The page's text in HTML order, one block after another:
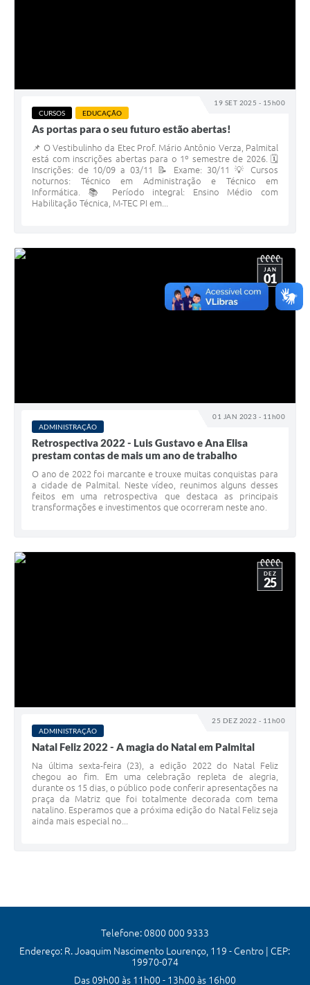
19 SET 2025 - 15h00
CURSOS EDUCAÇÃO
As portas para o seu futuro estão abertas!
📌 O Vestibulinho da Etec Prof. Mário Antônio Verza, Palmital
está com inscrições abertas para o 1º semestre de 2026. 🗓
Inscrições: de 10/09 a 03/11 📝 Exame: 30/11 💡 Cursos
noturnos: Técnico em Administração e Técnico em
Informática. 📚 Período integral: Ensino Médio com
Habilitação Técnica, M-TEC PI em...
01 JAN 2023 - 11h00
JAN
01
ADMINISTRAÇÃO
Retrospectiva 2022 - Luis Gustavo e Ana Elisa
prestam contas de mais um ano de trabalho
O ano de 2022 foi marcante e trouxe muitas conquistas para
a cidade de Palmital. Neste vídeo, reunimos alguns desses
feitos em uma retrospectiva que destaca as principais
transformações e investimentos que ocorreram neste ano.
25 DEZ 2022 - 11h00
DEZ
25
ADMINISTRAÇÃO
Natal Feliz 2022 - A magia do Natal em Palmital
Na última sexta-feira (23), a edição 2022 do Natal Feliz
chegou ao fim. Em uma celebração repleta de alegria,
durante os 15 dias, o público pode conferir apresentações na
praça da Matriz que foi totalmente decorada com tema
natalino. Esperamos que a próxima edição do Natal Feliz seja
ainda mais especial no...
Telefone: 0800 000 9333
Endereço: R. Joaquim Nascimento Lourenço, 119 - Centro | CEP:
19970-074
Das 09h00 às 11h00 - 13h00 às 16h00